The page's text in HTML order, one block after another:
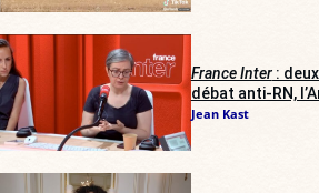
France Inter:
débat anti-RN,
Jean Kast